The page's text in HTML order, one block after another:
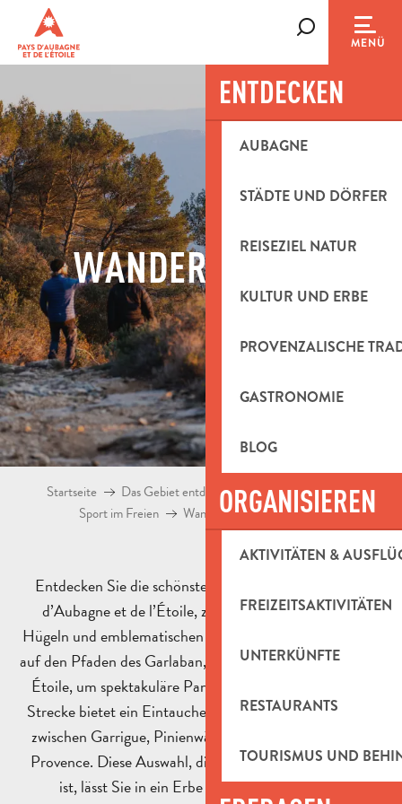
contenu
MENÜ
ENTDECKEN
AUBAGNE
STÄDTE UND DÖRFER
REISEZIEL NATUR
KULTUR UND ERBE
PROVENZALISCHE
GASTRONOMIE
BLOG
ORGANISIEREN
AKTIVITÄTEN &
FREIZEITSAKTIVITÄTEN
UNTERKÜNFTE
RESTAURANTS
TOURISMUS UND
WANDERROUTEN
Startseite Das Gebiet entdecken
Natürliches Erbe
Sport im Freien
Wanderung Wanderrouten
Entdecken Sie die schönsten Wanderrouten des Pays
d’Aubagne et de l’Étoile, zwischen provenzalischen
Hügeln und emblematischen Bergmassiven. Wandern Sie
auf den Pfaden des Garlaban, der Sainte-Baume oder des
Étoile, um spektakuläre Panoramen zu genießen. Jede
Strecke bietet ein Eintauchen in die mediterrane Natur
zwischen Garrigue, Pinienwäldern und den Düften der
Provence. Diese Auswahl, die für alle Niveaus geeignet
ist, lässt Sie in ein Erbe voller Traditionen und